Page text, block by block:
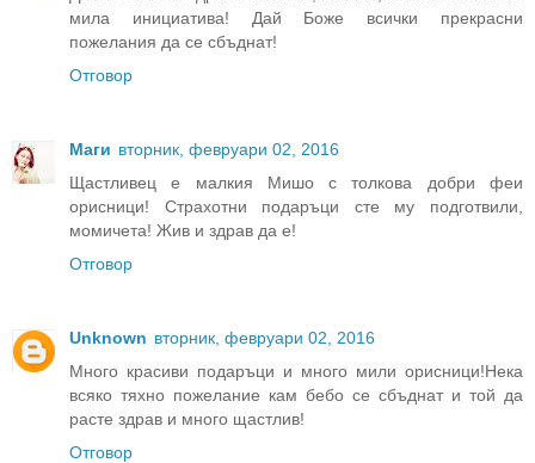
мила инициатива! Дай Боже всички прекрасни
пожелания да се сбъднат!
Отговор
Маги вторник, февруари 02, 2016
Щастливец е малкия Мишо с толкова добри феи
орисници! Страхотни подаръци сте му подготвили,
момичета! Жив и здрав да е!
Отговор
Unknown вторник, февруари 02, 2016
Много красиви подаръци и много мили орисници!Нека
всяко тяхно пожелание кам бебо се сбъднат и той да
расте здрав и много щастлив!
Отговор